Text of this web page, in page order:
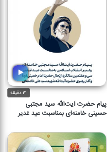
۲۱ دقیقه
پیام حضرت آیت‌الله سید مجتبی
حسینی خامنه‌ای بمناسبت عید غدیر